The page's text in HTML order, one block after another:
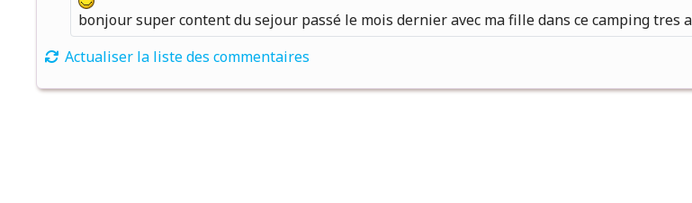
bonjour super content du sejour passé le mois dernier avec ma fille dans ce camping tres
Actualiser la liste des commentaires